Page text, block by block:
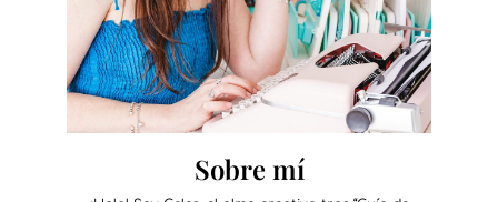
Sobre mí